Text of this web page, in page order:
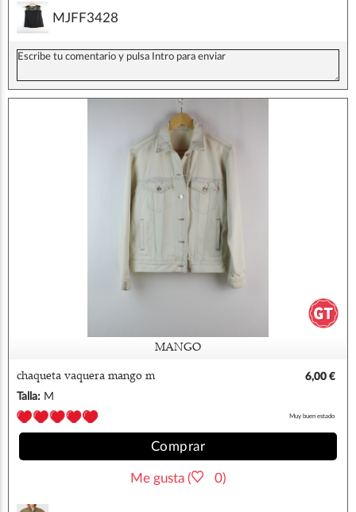
MJFF3428
MANGO
chaqueta vaquera mango m
6,00 €
Talla: M
Muy buen estado
Comprar
Me gusta ( 0)